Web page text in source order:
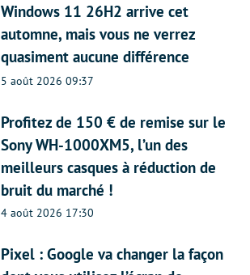
Windows 11 26H2 arrive cet
automne, mais vous ne verrez
quasiment aucune différence
5 août 2026 09:37
Profitez de 150 € de remise sur le
Sony WH-1000XM5, l’un des
meilleurs casques à réduction de
bruit du marché !
4 août 2026 17:30
Pixel : Google va changer la façon